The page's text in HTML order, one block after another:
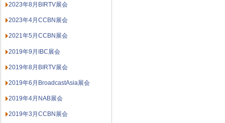
2023年8月BIRTV展会
2023年4月CCBN展会
2021年5月CCBN展会
2019年9月IBC展会
2019年8月BIRTV展会
2019年6月BroadcastAsia展会
2019年4月NAB展会
2019年3月CCBN展会